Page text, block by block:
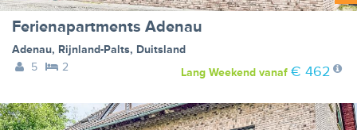
Ferienapartments Adenau
Adenau, Rijnland-Palts, Duitsland
5
2 Lang Weekendvanaf € 462